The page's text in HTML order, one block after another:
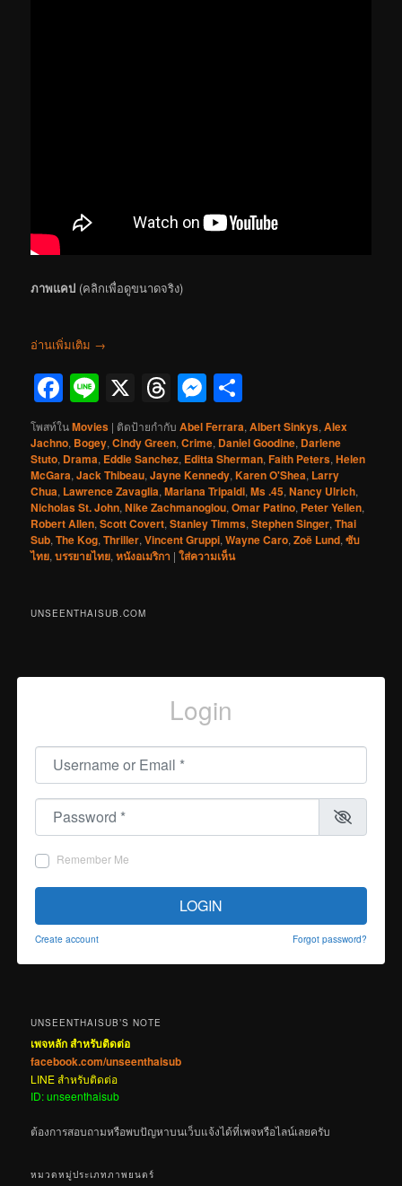
ภาพแคป (คลิกเพื่อดูขนาดจริง)
อ่านเพิ่มเติม →
Facebook
Line
X Threads
Messenger
โพสท์ในMovies | ติดป้ายกำกับ Abel Ferrara,Albert Sinkys,Alex
Jachno, Bogey,Cindy Green,Crime, Daniel Goodine, Darlene
Stuto, Drama, Eddie Sanchez, Editta Sherman,Faith Peters,Helen
McGara,Jack Thibeau,Jayne Kennedy,Karen O'Shea, Larry
Chua, Lawrence Zavaglia,Mariana Tripaldi,Ms .45,Nancy Ulrich,
Nicholas St. John,Nike Zachmanoglou,Omar Patino, Peter Yellen,
Robert Allen,Scott Covert,Stanley Timms,Stephen Singer,Thai
Sub,The Kog,Thriller,Vincent Gruppi,Wayne Caro,Zoë Lund,ซับ
ไทย,บรรยายไทย,หนังอเมริกา |ใส่ความเห็น
UNSEENTHAISUB.COM
Login
Username or Email
Password
Remember Me
LOGIN
Create account Forgot password?
UNSEENTHAISUB’S NOTE
เพจหลัก สำหรับติดต่อ
facebook.com/unseenthaisub
LINE สำหรับติดต่อ
ID: unseenthaisub
ต้องการสอบถามหรือพบปัญหาบนเว็บแจ้งได้ที่เพจหรือไลน์เลยครับ
หมวดหมู่ประเภทภาพยนตร์